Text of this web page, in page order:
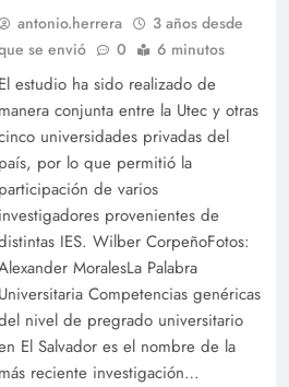
antonio.herrera
3 años desde
se envió
0 6 minutos
El estudio ha sido realizado de
manera conjunta entre la Utec y otras
universidades privadas del
país, por lo que permitió la
participación de varios
investigadores provenientes de
IES. Wilber CorpeñoFotos:
MoralesLa Palabra
Universitaria Competencias genéricas
nivel de pregrado universitario
El Salvador es el nombre de la
más reciente investigación…